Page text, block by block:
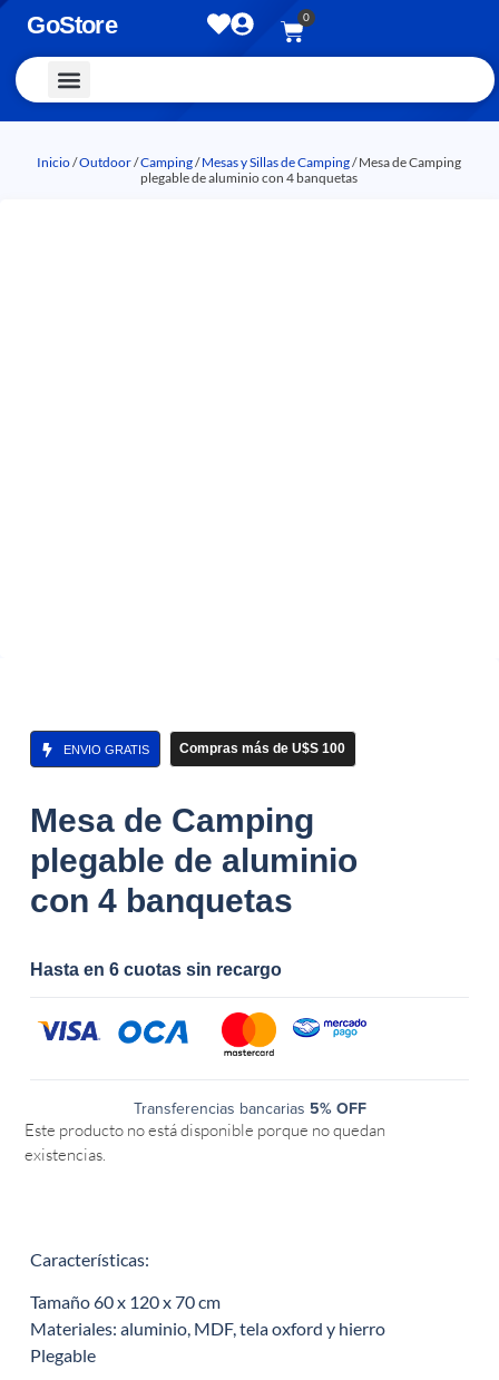
GoStore 0
Inicio/Outdoor/Camping/Mesas y Sillas de Camping/ Mesa de Camping
plegable de aluminio con 4 banquetas
ENVIO GRATIS Compras más de U$S 100
Mesa de Camping
plegable de aluminio
con 4 banquetas
Hasta en 6 cuotas sin recargo
Transferencias bancarias 5% OFF
Este producto no está disponible porque no quedan
existencias.
Características:
Tamaño 60 x 120 x 70 cm
Materiales: aluminio, MDF, tela oxford y hierro
Plegable